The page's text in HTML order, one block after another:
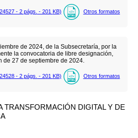
- 2 págs. - 201 KB) Otros formatos
de 2024, de la Subsecretaría, por la
la convocatoria de libre designación,
de 27 de septiembre de 2024.
- 2 págs. - 201 KB) Otros formatos
TRANSFORMACIÓN DIGITAL Y DE